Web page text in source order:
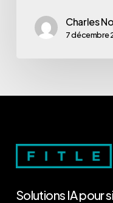
Charles
7 décembre
Solutions IApour